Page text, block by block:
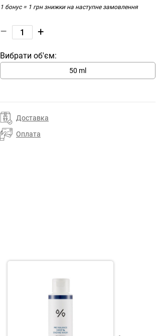
1 бонус = 1 грн знижки на наступне замовлення
– +
Вибрати об'єм:
50 ml
Доставка
Оплата